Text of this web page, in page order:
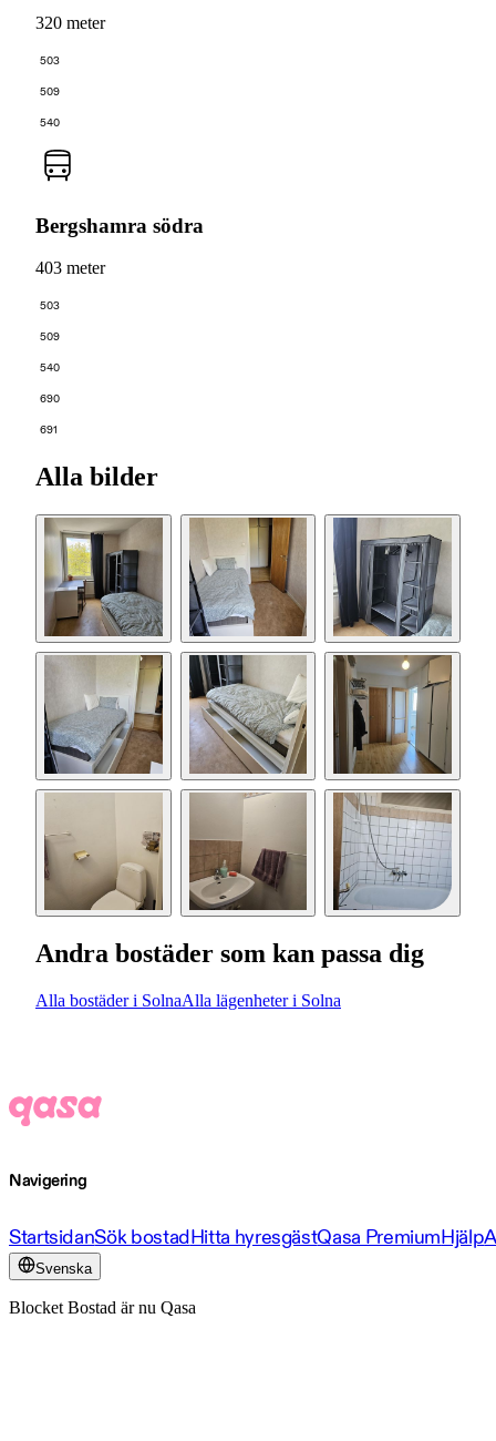
320 meter
503
509
540
Bergshamra södra
403 meter
503
509
540
690
691
Alla bilder
Andra bostäder som kan passa dig
Alla bostäder i SolnaAlla lägenheter i Solna
Navigering
StartsidanSök bostadHitta hyresgästQasa PremiumHjälp
Svenska
Blocket Bostad är nu Qasa